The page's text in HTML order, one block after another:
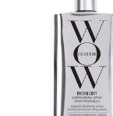
u
n